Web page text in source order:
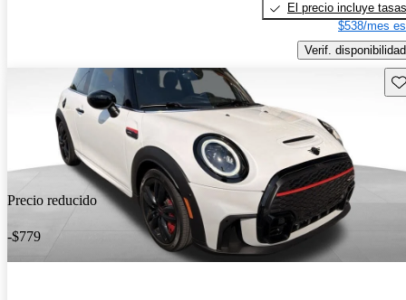
El precio incluye tasas
$538/mes
Verif. disponibilidad
Precio reducido
-$779